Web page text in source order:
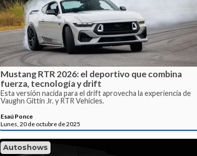
Mustang RTR 2026: el deportivo que combina
fuerza, tecnología y drift
Esta versión nacida para el drift aprovecha la experiencia de
Vaughn Gittin Jr. y RTR Vehicles.
Esaú Ponce
Lunes, 20 de octubre de 2025
Autoshows